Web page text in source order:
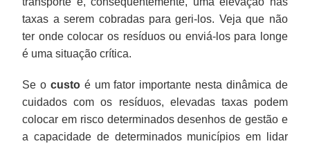
taxas a serem cobradas para geri-los. Veja que não
ter onde colocar os resíduos ou enviá-los para longe
é uma situação crítica.
Se ocusto é um fator importante nesta dinâmica de
cuidados com os resíduos, elevadas taxas podem
colocar em risco determinados desenhos de gestão e
a capacidade de determinados municípios em lidar